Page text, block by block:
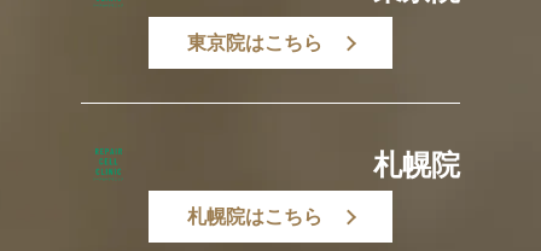
東京院はこちら
札幌院
札幌院はこちら